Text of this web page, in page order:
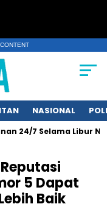
NASIONAL
7 Selama Libur
5 Dapat
Baik